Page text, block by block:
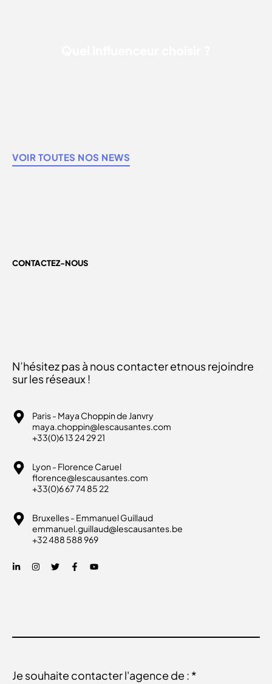
VOIR TOUTES NOS NEWS
CONTACTEZ-NOUS
N’hésitez pas à nous contacter etnous rejoindre
sur les réseaux !
Paris - Maya Choppin de Janvry
maya.choppin@lescausantes.com
+33(0)6 13 24 29 21
Lyon - Florence Caruel
florence@lescausantes.com
+33(0)6 67 74 85 22
Bruxelles - Emmanuel Guillaud
emmanuel.guillaud@lescausantes.be
+32 488 588 969
Je souhaite contacter l'agence de : *